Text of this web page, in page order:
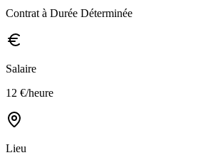
Contrat à Durée Déterminée
Salaire
12 €/heure
Lieu